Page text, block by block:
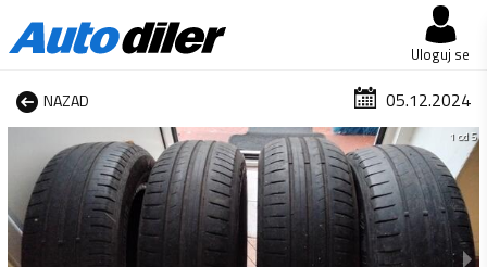
Uloguj se
NAZAD 05.12.2024
1 od 5